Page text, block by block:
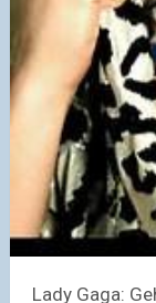
Lady Gaga: